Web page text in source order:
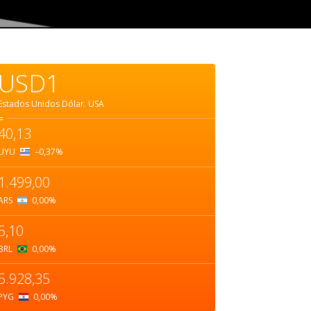
Unidos Dólar. USA
–0,37%
0,00%
0,00%
0,00%